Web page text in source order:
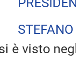
è visto